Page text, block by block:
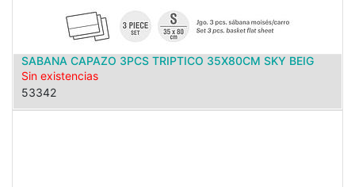
SABANA CAPAZO 3PCS TRIPTICO 35X80CM SKY BEIG
Sin existencias
53342